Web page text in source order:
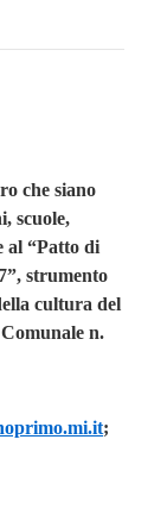
che siano
scuole,
al “Patto di
, strumento
cultura del
n.
;